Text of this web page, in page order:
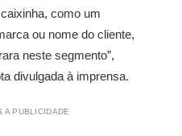
como um
ou nome do cliente,
neste segmento”,
divulgada à imprensa.
A PUBLICIDADE